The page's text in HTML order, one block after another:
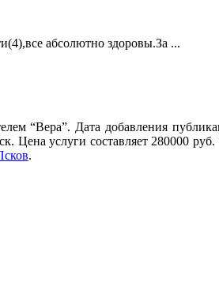
абсолютно здоровы.За ...
“Вера”. Дата добавления
Цена услуги составляет 280000
.